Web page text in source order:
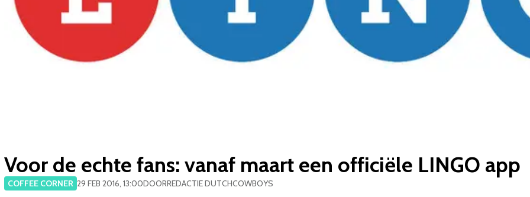
Voor de echte fans: vanaf maart een officiële LINGO app
COFFEE CORNER 29 FEB 2016, 13:00DOORREDACTIE DUTCHCOWBOYS